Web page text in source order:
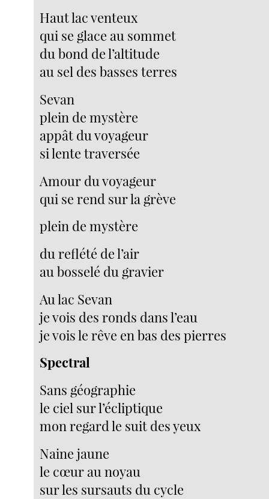
Haut lac venteux
qui se glace au sommet
du bond de l’altitude
au sel des basses terres
Sevan
plein de mystère
appât du voyageur
si lente traversée
Amour du voyageur
qui se rend sur la grève
plein de mystère
du reflété de l’air
au bosselé du gravier
Au lac Sevan
je vois des ronds dans l’eau
je vois le rêve en bas des pierres
Spectral
Sans géographie
le ciel sur l’écliptique
mon regard le suit des yeux
Naine jaune
le cœur au noyau
sur les sursauts du cycle